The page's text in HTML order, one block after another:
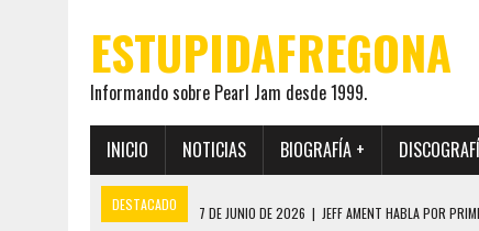
ESTUPIDAFREGONA
Informando sobre Pearl Jam desde 1999.
INICIO NOTICIAS BIOGRAFÍA +
DESTACADO 7 DE JUNIO DE 2026 | JEFF AMENT HABLA POR